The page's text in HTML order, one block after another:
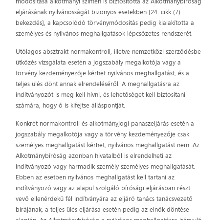
eljárásának nyilvánosságát bizonyos esetekben [24. cikk (7)
bekezdés], a kapcsolódó törvénymódosítás pedig kialakította a
személyes és nyilvános meghallgatások lépcsőzetes rendszerét.
Utólagos absztrakt normakontroll, illetve nemzetközi szerződésbe
ütközés vizsgálata esetén a jogszabály megalkotója vagy a
törvény kezdeményezője kérhet nyilvános meghallgatást, és a
teljes ülés dönt annak elrendeléséről. A meghallgatásra az
indítványozót is meg kell hívni, és lehetőséget kell biztosítani
számára, hogy ő is kifejtse álláspontját.
Konkrét normakontroll és alkotmányjogi panaszeljárás esetén a
jogszabály megalkotója vagy a törvény kezdeményezője csak
személyes meghallgatást kérhet, nyilvános meghallgatást nem. Az
Alkotmánybíróság azonban hivatalból is elrendelheti az
indítványozó vagy harmadik személy személyes meghallgatását.
Ebben az esetben nyilvános meghallgatást kell tartani az
indítványozó vagy az alapul szolgáló bírósági eljárásban részt
vevő ellenérdekű fél indítványára az eljáró tanács tanácsvezető
bírájának, a teljes ülés eljárása esetén pedig az elnök döntése